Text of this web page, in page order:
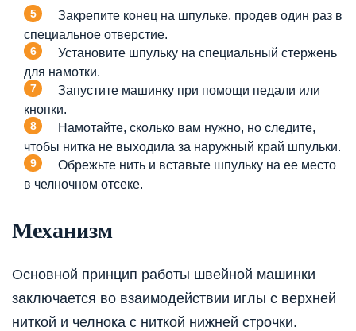
Закрепите конец на шпульке, продев один раз в
специальное отверстие.
Установите шпульку на специальный стержень
для намотки.
Запустите машинку при помощи педали или
кнопки.
Намотайте, сколько вам нужно, но следите,
чтобы нитка не выходила за наружный край шпульки.
Обрежьте нить и вставьте шпульку на ее место
в челночном отсеке.
Механизм
Основной принцип работы швейной машинки
заключается во взаимодействии иглы с верхней
ниткой и челнока с ниткой нижней строчки.